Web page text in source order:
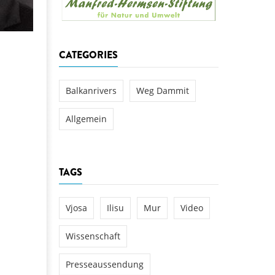
Ulog verursacht
DAMMIT
für den Kamp: Aus für
CATEGORIES
Balkanrivers Weg Dammit
Allgemein
TAGS
Vjosa Ilisu Mur Video
Wissenschaft
Presseaussendung